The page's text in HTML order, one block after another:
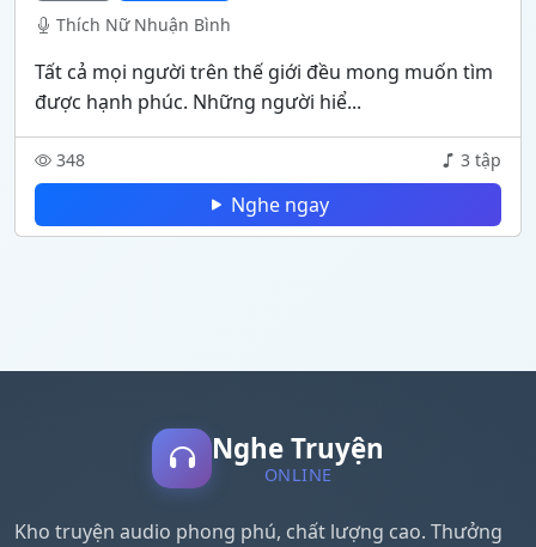
Thích Nữ Nhuận Bình
Tất cả mọi người trên thế giới đều mong muốn tìm
được hạnh phúc. Những người hiể...
348 3 tập
Nghe ngay
Nghe Truyện
ONLINE
Kho truyện audio phong phú, chất lượng cao. Thưởng